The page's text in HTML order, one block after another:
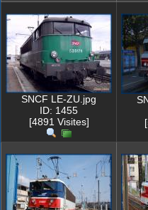
SNCF LE-ZU.jpg
ID: 1455
[4891 Visites]